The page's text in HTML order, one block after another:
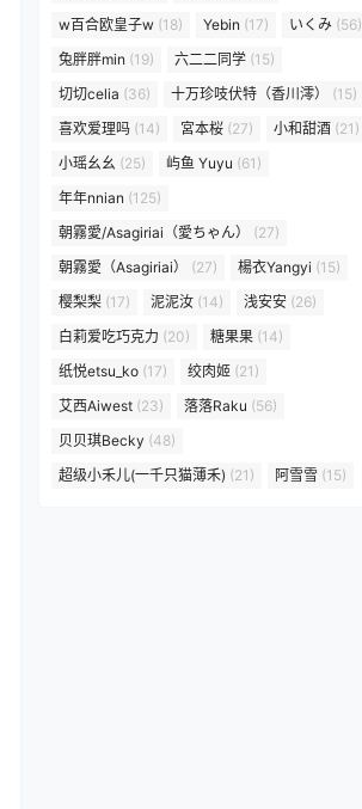
w百合欧皇子w (18) Yebin (17) いくみ (56)
兔胖胖min (19) 六二二同学 (15)
切切celia (36) 十万珍吱伏特（香川澪）
(15)
喜欢爱理吗 (14) 宮本桜 (27) 小和甜酒 (21)
小瑶幺幺 (25) 屿鱼 Yuyu (61)
年年nnian (125)
朝霧愛/Asagiriai（愛ちゃん）
(27)
朝霧愛（Asagiriai）
(27) 楊衣Yangyi (15)
樱梨梨 (17) 泥泥汝 (14) 浅安安 (26)
白莉爱吃巧克力 (20) 糖果果 (14)
纸悦etsu_ko (17) 绞肉姬 (21)
艾西Aiwest (23) 落落Raku (56)
贝贝琪Becky (48)
超级小禾儿(一千只猫薄禾) (21) 阿雪雪 (15)